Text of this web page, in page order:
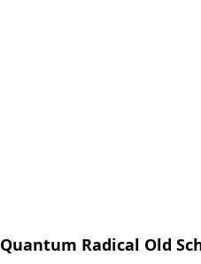
Quantum Radical Old